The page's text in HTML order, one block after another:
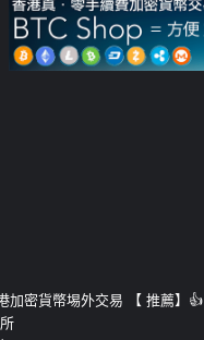
加密貨幣埸外交易 【 推薦】👍